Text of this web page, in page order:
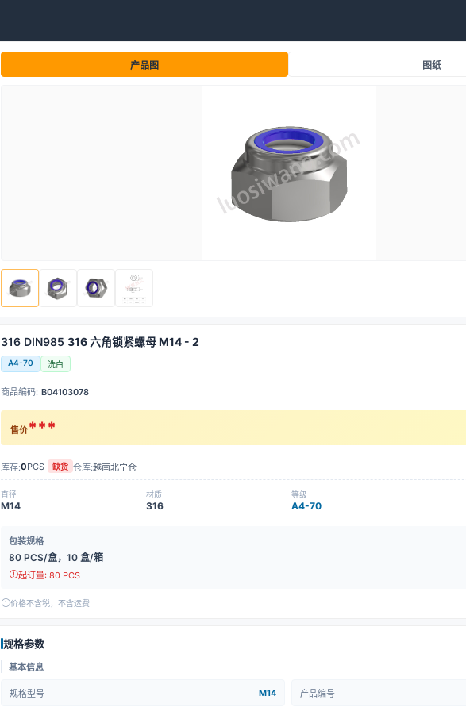
产品图 图纸
316 DIN985 316 六角锁紧螺母 M14 - 2
A4-70 洗白
商品编码: B04103078
售价***
库存:0PCS 缺货 仓库:越南北宁仓
直径
M14
材质
316
等级
A4-70
包装规格
80 PCS/盒，10 盒/箱
起订量: 80 PCS
价格不含税，不含运费
规格参数
基本信息
规格型号 M14 产品编号